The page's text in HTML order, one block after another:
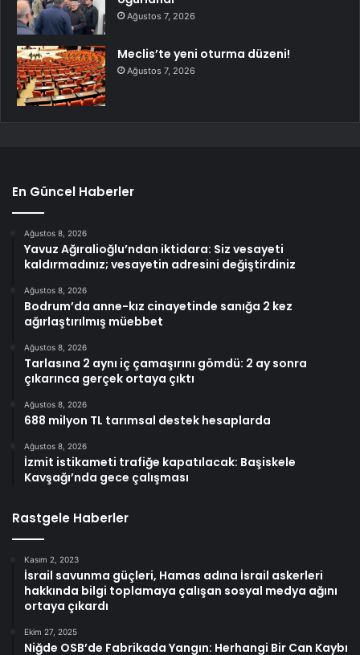
Ağustos 7, 2026
Meclis’te yeni oturma düzeni!
Ağustos 7, 2026
En Güncel Haberler
Ağustos 8, 2026
Yavuz Ağıralioğlu’ndan iktidara: Siz vesayeti
kaldırmadınız; vesayetin adresini değiştirdiniz
Ağustos 8, 2026
Bodrum’da anne-kız cinayetinde sanığa 2 kez
ağırlaştırılmış müebbet
Ağustos 8, 2026
Tarlasına 2 aynı iç çamaşırını gömdü: 2 ay sonra
çıkarınca gerçek ortaya çıktı
Ağustos 8, 2026
688 milyon TL tarımsal destek hesaplarda
Ağustos 8, 2026
İzmit istikameti trafiğe kapatılacak: Başiskele
Kavşağı’nda gece çalışması
Rastgele Haberler
Kasım 2, 2023
İsrail savunma güçleri, Hamas adına İsrail askerleri
hakkında bilgi toplamaya çalışan sosyal medya ağını
ortaya çıkardı
Ekim 27, 2025
Niğde OSB’de Fabrikada Yangın: Herhangi Bir Can Kaybı